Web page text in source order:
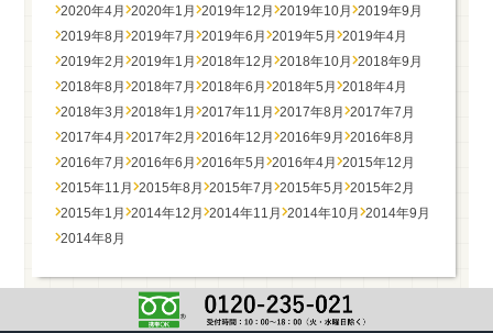
2020年4月 2020年1月 2019年12月 2019年10月 2019年9月
2019年8月 2019年7月 2019年6月 2019年5月 2019年4月
2019年2月 2019年1月 2018年12月 2018年10月 2018年9月
2018年8月 2018年7月 2018年6月 2018年5月 2018年4月
2018年3月 2018年1月 2017年11月 2017年8月 2017年7月
2017年4月 2017年2月 2016年12月 2016年9月 2016年8月
2016年7月 2016年6月 2016年5月 2016年4月 2015年12月
2015年11月 2015年8月 2015年7月 2015年5月 2015年2月
2015年1月 2014年12月 2014年11月 2014年10月 2014年9月
2014年8月